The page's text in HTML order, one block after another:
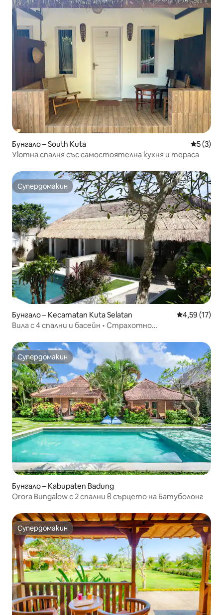
Бунгало – South Kuta Средна
5 (3)
Уютна спалня със самостоятелна кухня и тераса
Супердомакин
Супердомакин
Бунгало – Kecamatan Kuta Selatan Средна
4,59 (17)
Вила с 4 спални и басейн • Страхотно
Супердомакин
Супердомакин
Бунгало – Kabupaten Badung
Orora Bungalow с 2 спални в сърцето на Батуболонг
Супердомакин
Супердомакин